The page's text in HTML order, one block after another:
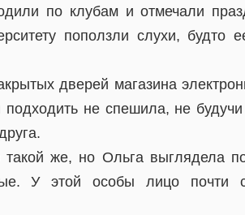
по клубам и отмечали
поползли слухи, будто
дверей магазина
не спешила, не
такой же, но Ольга выглядела
У этой особы лицо почти